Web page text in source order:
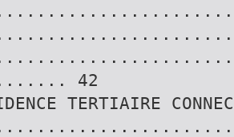
42
TERTIAIRE